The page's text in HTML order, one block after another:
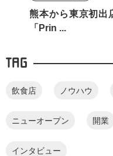
熊本から東京初出
「Prin ...
TAG
飲食店 ノウハウ
ニューオープン 開業
インタビュー